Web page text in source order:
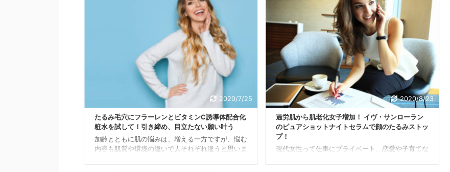
が目立つようになった…。とかね。 おそらく女性
の数だけ悩みはあるのではないでしょうか。 多く
の肌悩みの中で、加齢とともに上位の悩みとしてあ
げられるのが顔のたるみです。30代前半くらいで
は、それほど顔のたるみを感じる女性は少ない様で
を引き起こすのは、活性酸素です。 活性酸素は、
呼吸をしたり、紫外線を浴びたりすることで、どん
どん体の中に溜まっていきます。そして、その溜ま
った活性酸素は、お肌だけでなく、体の調子も悪く
させてしまいます。 つまり、生きている限り、活
性酸 ...
2020/7/25
たるみ毛穴にフラーレンとビタミンC誘導体配合化
粧水を試して！引き締め、目立たない願い叶う
加齢とともに肌の悩みは、増える一方ですが、悩む
内容も肌質や環境の違いで人それぞれ違うと思いま
2020/8/23
過労肌から肌老化女子増加！ イヴ・サンローラン
のピュアショットナイトセラムで顔のたるみストッ
プ！
現代女性って仕事にプライベート、恋愛や子育てな